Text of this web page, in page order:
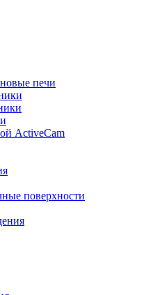
печи
ActiveCam
поверхности